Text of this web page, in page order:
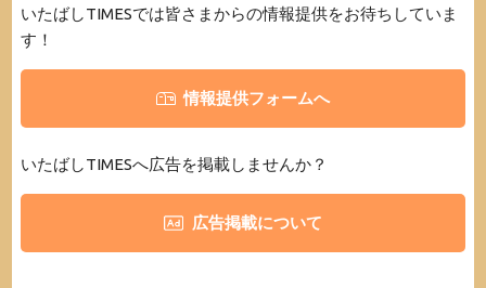
いたばしTIMESでは皆さまからの情報提供をお待ちしていま
す！
情報提供フォームへ
いたばしTIMESへ広告を掲載しませんか？
広告掲載について